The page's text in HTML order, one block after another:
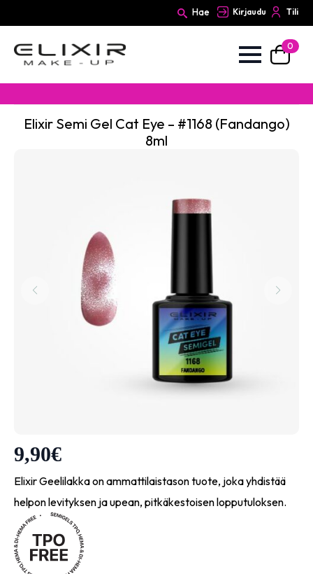
Hae Kirjaudu Tili
0
Elixir Semi Gel Cat Eye – #1168 (Fandango)
8ml
9,90€
Elixir Geelilakka on ammattilaistason tuote, joka yhdistää
helpon levityksen ja upean, pitkäkestoisen lopputuloksen.